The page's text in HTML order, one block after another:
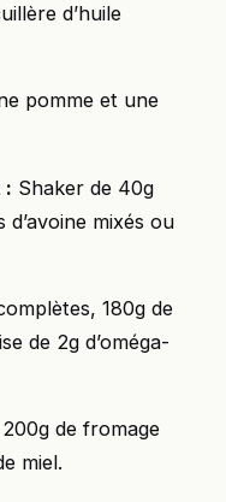
d’huile
pomme et une
: Shaker de 40g
mixés ou
180g de
de 2g d’oméga-
200g de fromage
miel.